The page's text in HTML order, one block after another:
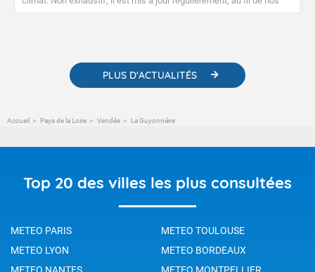
publications. Vous y trouverez également des liens utiles vers nos
PLUS D'ACTUALITÉS
Accueil Pays de la Loire Vendée La Guyonnière
Top 20 des villes les plus consultées
METEO PARIS
METEO TOULOUSE
METEO LYON
METEO BORDEAUX
METEO NANTES
METEO MONTPELLIER